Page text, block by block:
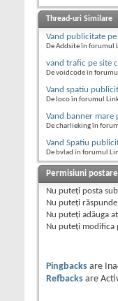
Thread-uri Similare
Vand publicitate
De Addsite în forumul
vand trafic pe site
De voidcode în
Vand spatiu
De loco în forumul
Vand banner mare
De charlieking în
Vand Spatiu
De bvlad în forumul
Permisiuni postare
Nu puteţi posta
Nu puteţi
Nu puteţi adăuga
Nu puteţi modifica
Pingbacks are
Refbacks are